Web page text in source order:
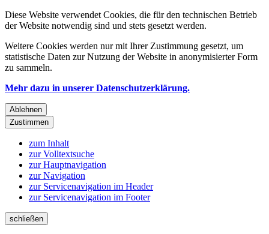
Diese Website verwendet Cookies, die für den technischen Betrieb
der Website notwendig sind und stets gesetzt werden.
Weitere Cookies werden nur mit Ihrer Zustimmung gesetzt, um
statistische Daten zur Nutzung der Website in anonymisierter Form
zu sammeln.
Mehr dazu in unserer Datenschutzerklärung.
Ablehnen
Zustimmen
zum Inhalt
zur Volltextsuche
zur Hauptnavigation
zur Navigation
zur Servicenavigation im Header
zur Servicenavigation im Footer
schließen